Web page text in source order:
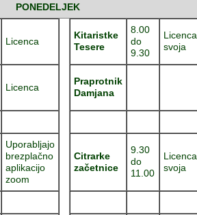
PONEDELJEK
Licenca
Kitaristke
Tesere
8.00
do
9.30
Licenca
svoja
Licenca
Praprotnik
Damjana
Uporabljajo
brezplačno
aplikacijo
zoom
Citrarke
začetnice
9.30
do
11.00
Licenca
svoja